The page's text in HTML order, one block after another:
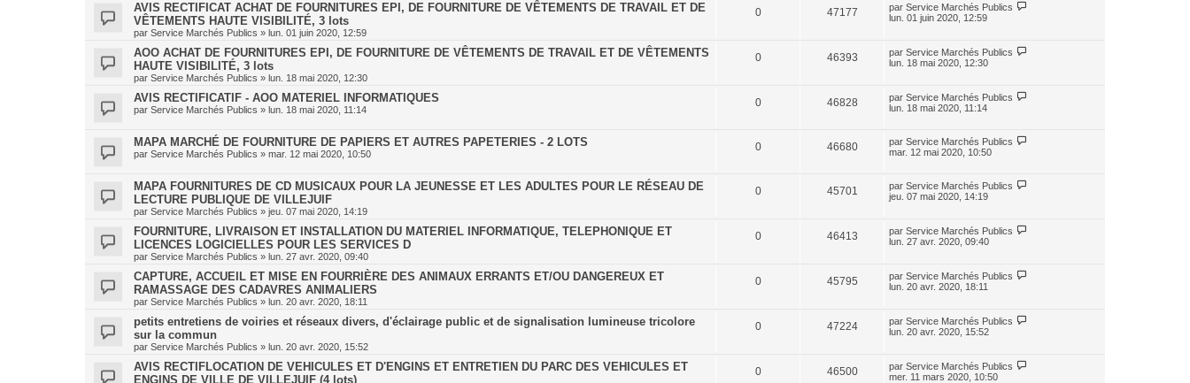
AVIS RECTIFICAT ACHAT DE FOURNITURES EPI, DE FOURNITURE DE VÊTEMENTS DE TRAVAIL ET DE
VÊTEMENTS HAUTE VISIBILITÉ, 3 lots
par Service Marchés Publics » lun. 01 juin 2020, 12:59
0 47177 par Service Marchés Publics
lun. 01 juin 2020, 12:59
AOO ACHAT DE FOURNITURES EPI, DE FOURNITURE DE VÊTEMENTS DE TRAVAIL ET DE VÊTEMENTS
HAUTE VISIBILITÉ, 3 lots
par Service Marchés Publics » lun. 18 mai 2020, 12:30
0 46393 par Service Marchés Publics
lun. 18 mai 2020, 12:30
AVIS RECTIFICATIF - AOO MATERIEL INFORMATIQUES
par Service Marchés Publics » lun. 18 mai 2020, 11:14
0 46828 par Service Marchés Publics
lun. 18 mai 2020, 11:14
MAPA MARCHÉ DE FOURNITURE DE PAPIERS ET AUTRES PAPETERIES - 2 LOTS
par Service Marchés Publics » mar. 12 mai 2020, 10:50
0 46680 par Service Marchés Publics
mar. 12 mai 2020, 10:50
MAPA FOURNITURES DE CD MUSICAUX POUR LA JEUNESSE ET LES ADULTES POUR LE RÉSEAU DE
LECTURE PUBLIQUE DE VILLEJUIF
par Service Marchés Publics » jeu. 07 mai 2020, 14:19
0 45701 par Service Marchés Publics
jeu. 07 mai 2020, 14:19
FOURNITURE, LIVRAISON ET INSTALLATION DU MATERIEL INFORMATIQUE, TELEPHONIQUE ET
LICENCES LOGICIELLES POUR LES SERVICES D
par Service Marchés Publics » lun. 27 avr. 2020, 09:40
0 46413 par Service Marchés Publics
lun. 27 avr. 2020, 09:40
CAPTURE, ACCUEIL ET MISE EN FOURRIÈRE DES ANIMAUX ERRANTS ET/OU DANGEREUX ET
RAMASSAGE DES CADAVRES ANIMALIERS
par Service Marchés Publics » lun. 20 avr. 2020, 18:11
0 45795 par Service Marchés Publics
lun. 20 avr. 2020, 18:11
petits entretiens de voiries et réseaux divers, d'éclairage public et de signalisation lumineuse tricolore
sur la commun
par Service Marchés Publics » lun. 20 avr. 2020, 15:52
0 47224 par Service Marchés Publics
lun. 20 avr. 2020, 15:52
AVIS RECTIFLOCATION DE VEHICULES ET D'ENGINS ET ENTRETIEN DU PARC DES VEHICULES ET
ENGINS DE VILLE DE VILLEJUIF (4 lots)
0 46500 par Service Marchés Publics
mer. 11 mars 2020, 10:50